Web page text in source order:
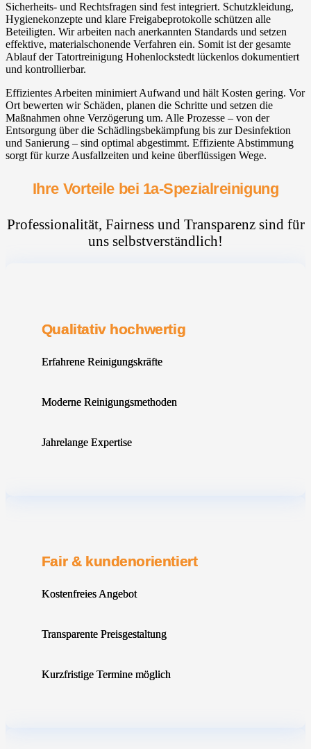
Sicherheits- und Rechtsfragen sind fest integriert. Schutzkleidung,
Hygienekonzepte und klare Freigabeprotokolle schützen alle
Beteiligten. Wir arbeiten nach anerkannten Standards und setzen
effektive, materialschonende Verfahren ein. Somit ist der gesamte
Ablauf der Tatortreinigung Hohenlockstedt lückenlos dokumentiert
und kontrollierbar.
Effizientes Arbeiten minimiert Aufwand und hält Kosten gering. Vor
Ort bewerten wir Schäden, planen die Schritte und setzen die
Maßnahmen ohne Verzögerung um. Alle Prozesse – von der
Entsorgung über die Schädlingsbekämpfung bis zur Desinfektion
und Sanierung – sind optimal abgestimmt. Effiziente Abstimmung
sorgt für kurze Ausfallzeiten und keine überflüssigen Wege.
Ihre Vorteile bei 1a-Spezialreinigung
Professionalität, Fairness und Transparenz sind für
uns selbstverständlich!
Qualitativ hochwertig
Erfahrene Reinigungskräfte
Moderne Reinigungsmethoden
Jahrelange Expertise
Fair & kundenorientiert
Kostenfreies Angebot
Transparente Preisgestaltung
Kurzfristige Termine möglich